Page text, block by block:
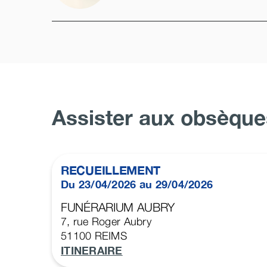
Assister aux
RECUEILLEMENT
Du 23/04/2026 au 29/04/2026
FUNÉRARIUM AUBRY
7, rue Roger Aubry
51100 REIMS
ITINERAIRE